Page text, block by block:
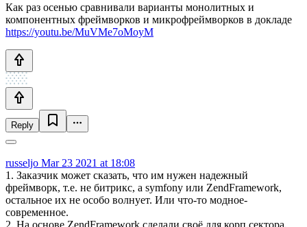
Как раз осенью сравнивали варианты монолитных и
компонентных фреймворков и микрофреймворков в докладе
https://youtu.be/MuVMe7oMoyM
Reply
russeljo Mar 23 2021 at 18:08
1. Заказчик может сказать, что им нужен надежный
фреймворк, т.е. не битрикс, а symfony или ZendFramework,
остальное их не особо волнует. Или что-то модное-
современное.
2. На основе ZendFramework сделали своё для корп.сектора,